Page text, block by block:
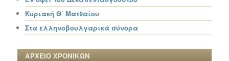
Κυριακή Θ΄ Ματθαίου
Στα ελληνοβουλγαρικά σύνορα
ΑΡΧΕΙΟ ΧΡΟΝΙΚΩΝ